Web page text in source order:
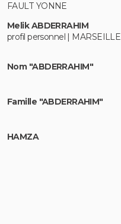
FAULT YONNE
Melik ABDERRAHIM
profil personnel | MARSEILLE
Nom "ABDERRAHIM"
Famille "ABDERRAHIM"
HAMZA